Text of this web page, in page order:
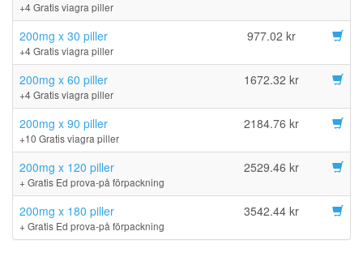
+4 Gratis viagra piller
200mg x 30 piller
+4 Gratis viagra piller
977.02 kr
200mg x 60 piller
+4 Gratis viagra piller
1672.32 kr
200mg x 90 piller
+10 Gratis viagra piller
2184.76 kr
200mg x 120 piller
+ Gratis Ed prova-på förpackning
2529.46 kr
200mg x 180 piller
+ Gratis Ed prova-på förpackning
3542.44 kr